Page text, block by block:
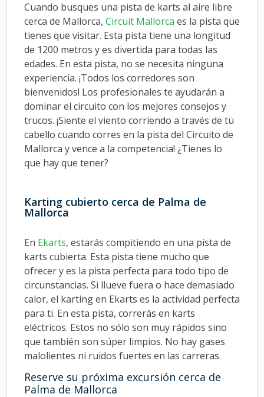
Cuando busques una pista de karts al aire libre
cerca de Mallorca, Circuit Mallorca es la pista que
tienes que visitar. Esta pista tiene una longitud
de 1200 metros y es divertida para todas las
edades. En esta pista, no se necesita ninguna
experiencia. ¡Todos los corredores son
bienvenidos! Los profesionales te ayudarán a
dominar el circuito con los mejores consejos y
trucos. ¡Siente el viento corriendo a través de tu
cabello cuando corres en la pista del Circuito de
Mallorca y vence a la competencia! ¿Tienes lo
que hay que tener?
Karting cubierto cerca de Palma de
Mallorca
En Ekarts, estarás compitiendo en una pista de
karts cubierta. Esta pista tiene mucho que
ofrecer y es la pista perfecta para todo tipo de
circunstancias. Si llueve fuera o hace demasiado
calor, el karting en Ekarts es la actividad perfecta
para ti. En esta pista, correrás en karts
eléctricos. Estos no sólo son muy rápidos sino
que también son súper limpios. No hay gases
malolientes ni ruidos fuertes en las carreras.
Reserve su próxima excursión cerca de
Palma de Mallorca